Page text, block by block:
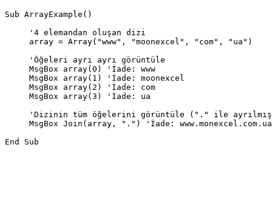
Sub ArrayExample()
     '4 elemandan oluşan dizi
     array = Array("www", "moonexcel", "com", "ua")
     'Öğeleri ayrı ayrı görüntüle
     MsgBox array(0) 'İade: www
     MsgBox array(1) 'İade: moonexcel
     MsgBox array(2) 'İade: com
     MsgBox array(3) 'İade: ua
'Dizinin tüm öğelerini görüntüle ("." ile
     MsgBox Join(array, ".") 'İade: www.monexcel.com.ua